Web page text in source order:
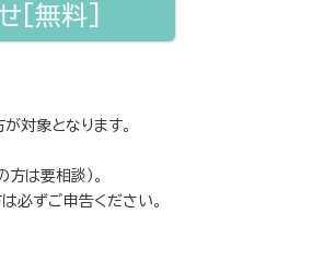
[無料]
象となります。
は要相談）。
必ずご申告ください。